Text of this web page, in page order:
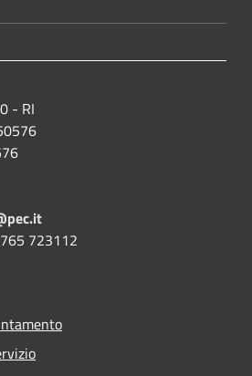
- RI
723112